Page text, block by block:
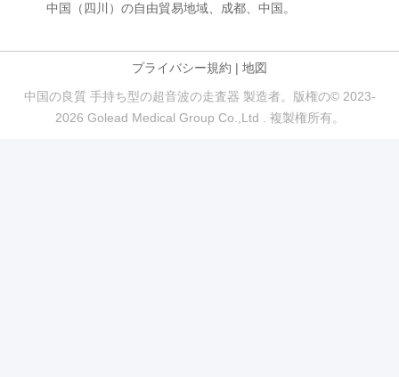
中国（四川）の自由貿易地域、成都、中国。
プライバシー規約 | 地図
中国の良質 手持ち型の超音波の走査器 製造者。版権の© 2023-
2026 Golead Medical Group Co.,Ltd . 複製権所有。